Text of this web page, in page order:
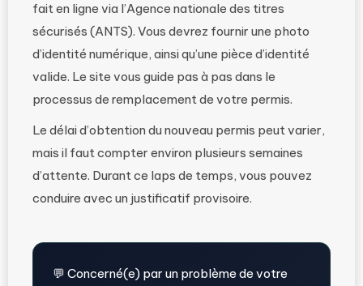
fait en ligne via l’Agence nationale des titres
sécurisés (ANTS). Vous devrez fournir une photo
d’identité numérique, ainsi qu’une pièce d’identité
valide. Le site vous guide pas à pas dans le
processus de remplacement de votre permis.
Le délai d’obtention du nouveau permis peut varier,
mais il faut compter environ plusieurs semaines
d’attente. Durant ce laps de temps, vous pouvez
conduire avec un justificatif provisoire.
💬 Concerné(e) par un problème de votre